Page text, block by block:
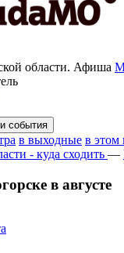
области. Афиша
в выходные в этом
- куда сходить —
в августе